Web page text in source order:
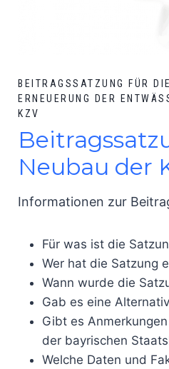
BEITRAGSSATZUNG FÜR
ERNEUERUNG DER
KZV
Neubau der
Informationen zur
Für was ist die
Wer hat die Satzung
Wann wurde die
Gab es eine
Gibt es
der bayrischen
Welche Daten und